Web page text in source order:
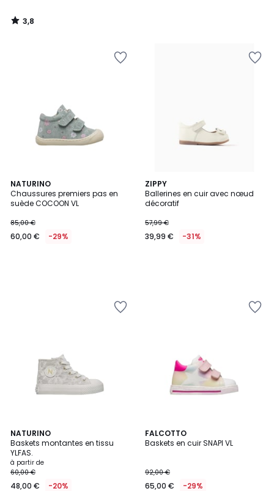
3,8
/
NATURINO
Chaussures premiers pas en
suède COCOON VL
85,00 €
60,00 € -29%
ZIPPY
Ballerines en cuir avec nœud
décoratif
57,99 €
39,99 € -31%
NATURINO
Baskets montantes en tissu
YLFAS.
à partir de
60,00 €
48,00 € -20%
FALCOTTO
Baskets en cuir SNAPI VL
92,00 €
65,00 € -29%